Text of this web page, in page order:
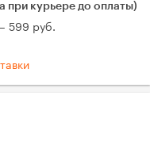
при курьере до оплаты)
599 руб.